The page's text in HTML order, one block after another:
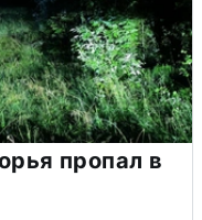
пропал в